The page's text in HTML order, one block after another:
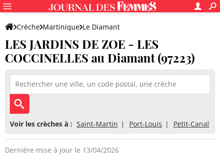
Crèche Martinique Le Diamant
LES JARDINS DE ZOE - LES COCCINELLES
LES JARDINS DE ZOE - LES
COCCINELLES au Diamant (97223)
Voir les crèches à : Saint-Martin Port-Louis Petit-Canal
Dernière mise à jour le 13/04/2026